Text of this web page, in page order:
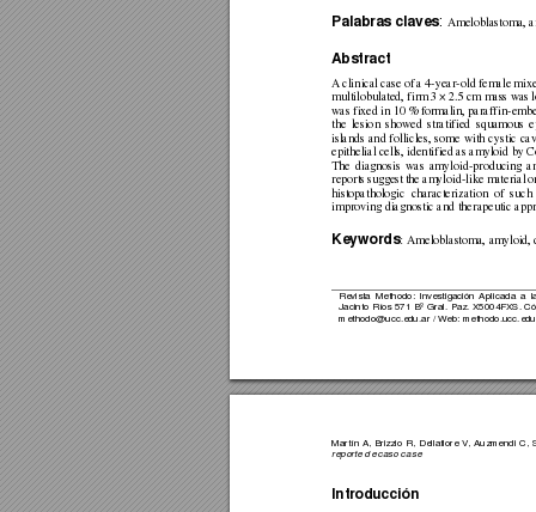
Revista Methodo: Investigación Aplicada a
Jacinto
Ríos 571 Bº Gral. Paz. X5004FXS.
methodo@ucc.edu.ar / Web: methodo.ucc.ed
Palabras claves: Ameloblastoma,
Abstract
A clinical case of a 4-year-old female
multilobulated, firm 3 × 2.5 cm mass was
was fixed in 10 % formalin, paraffin-
the lesion showed stratified squamous
islands and follicles, some with cystic
epithelial cells, identified as amyloid by
The diagnosis was amyloid-producing a
reports suggest the amyloid-like material
histopathologic
characterization of such
improving diagnostic and therapeutic
Keywords: Ameloblastoma, amyloid,
Martín A, Brizzio R, Dellafiore V, Auzmendi C,
reporte de caso case
Introducción